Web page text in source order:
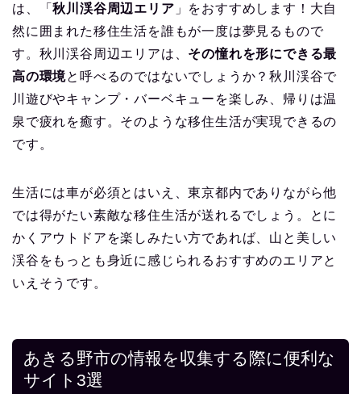
は、「秋川渓谷周辺エリア 」をおすすめします！大自
然に囲まれた移住生活を誰もが一度は夢見るもので
す。秋川渓谷周辺エリアは、 その憧れを形にできる最
高の環境と呼べるのではないでしょうか？秋川渓谷で
川遊びやキャンプ・バーベキューを楽しみ、帰りは温
泉で疲れを癒す。そのような移住生活が実現できるの
です。
生活には車が必須とはいえ、東京都内でありながら他
では得がたい素敵な移住生活が送れるでしょう。とに
かくアウトドアを楽しみたい方であれば、山と美しい
渓谷をもっとも身近に感じられるおすすめのエリアと
いえそうです。
あきる野市の情報を収集する際に便利な
サイト3選